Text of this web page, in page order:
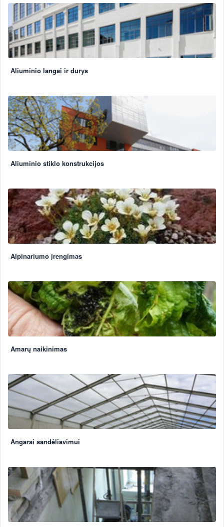
Aliuminio langai ir durys
Aliuminio stiklo konstrukcijos
Alpinariumo įrengimas
Amarų naikinimas
Angarai sandėliavimui